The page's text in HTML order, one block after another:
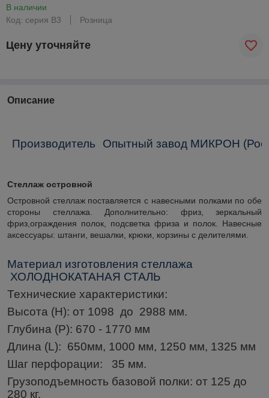
В наличии
Код: серия В3
Розница
Цену уточняйте
Описание
Производитель Опытный завод МИКРОН (
Стеллаж островной
Островной стеллаж поставляется с навесными полками по обе
стороны стеллажа. Дополнительно: фриз, зеркальный
фриз,ограждения полок, подсветка фриза и полок. Навесные
аксессуары: штанги, вешалки, крюки, корзины с делителями.
Материал изготовления стеллажа
ХОЛОДНОКАТАНАЯ СТАЛЬ
Технические характеристики:
Высота (Н): от 1098 до 2988 мм.
Глубина (Р): 670 - 1770 мм
Длина (L): 650мм, 1000 мм, 1250 мм, 1325 мм
Шаг перфорации: 35 мм.
Грузоподъемность базовой полки: от 125 до
280 кг.